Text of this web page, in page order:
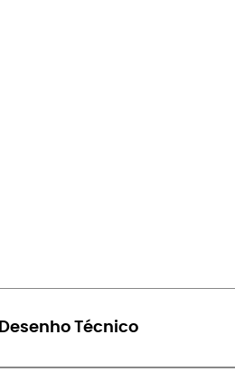
Desenho Técnico